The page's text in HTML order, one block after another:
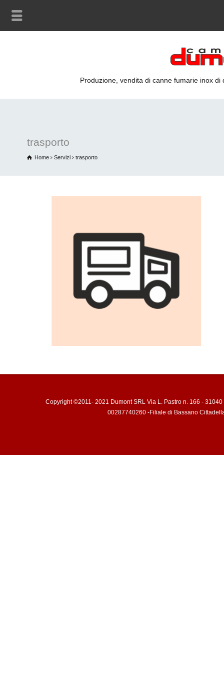
Produzione, vendita di canne fumarie inox
trasporto
Home Servizi trasporto
Copyright ©2011- 2021 Dumont SRL Via L. Pastro n. 166 -
00287740260 -Filiale di Bassano